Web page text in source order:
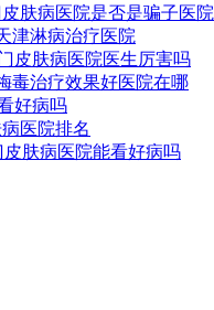
肤病医院是否是骗子医院
津淋病治疗医院
皮肤病医院医生厉害吗
毒治疗效果好医院在哪
好病吗
医院排名
肤病医院能看好病吗